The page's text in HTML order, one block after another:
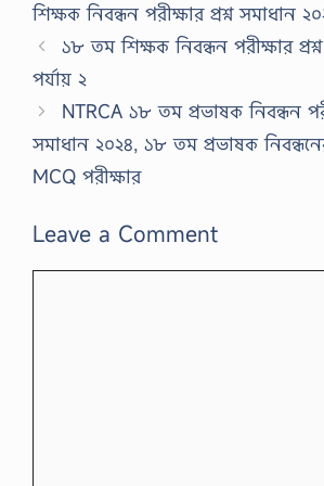
শিক্ষক নিবন্ধন পরীক্ষার প্রশ্ন সমাধান
১৮ তম শিক্ষক নিবন্ধন পরীক্ষার
পর্যায় ২
NTRCA ১৮ তম প্রভাষক নিবন্ধন
সমাধান ২০২৪, ১৮ তম প্রভাষক
MCQ পরীক্ষার
Leave a Comment